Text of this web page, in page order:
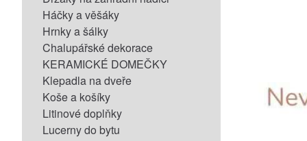
Háčky a věšáky
Hrnky a šálky
Chalupářské dekorace
KERAMICKÉ DOMEČKY
Klepadla na dveře
Koše a košíky
Litinové doplňky
Lucerny do bytu